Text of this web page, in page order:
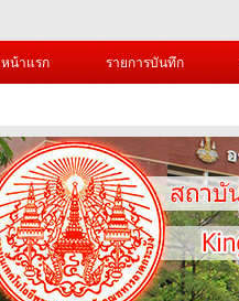
หน้าแรก
รายการบันทึก